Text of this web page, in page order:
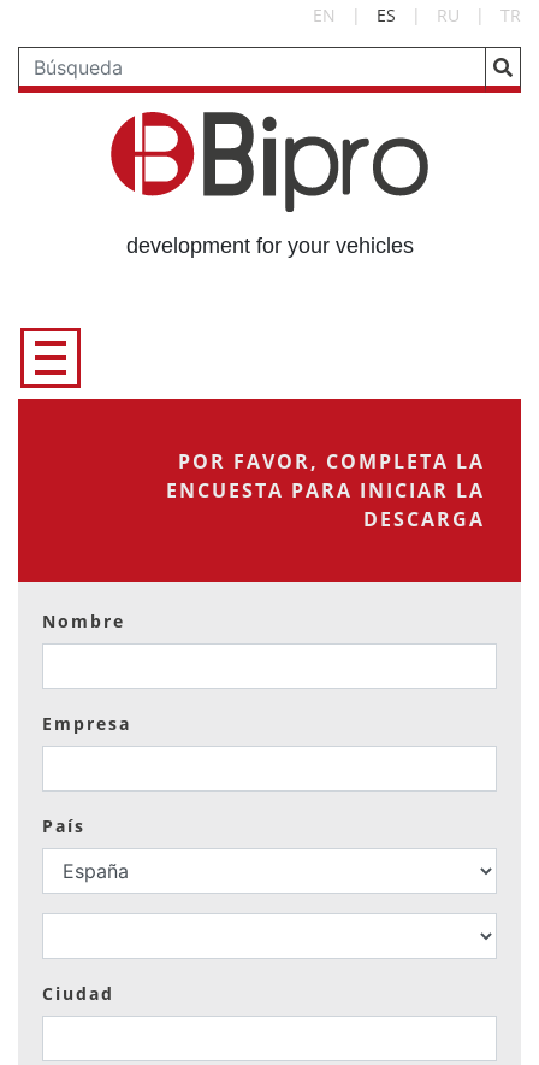
EN | ES | RU | TR
development for your vehicles
POR FAVOR, COMPLETA LA
ENCUESTA PARA INICIAR LA
DESCARGA
Nombre
Empresa
País
Ciudad